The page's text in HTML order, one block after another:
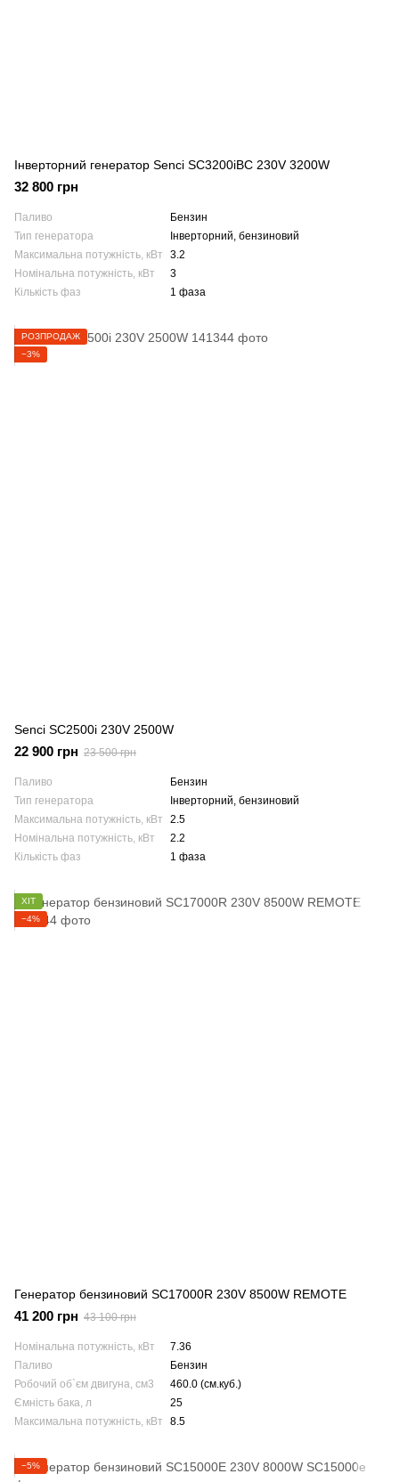
Інверторний генератор Senci SC3200iBC 230V 3200W
32 800 грн
Паливо
Бензин
Тип генератора
Інверторний, бензиновий
Максимальна потужність, кВт
3.2
Номінальна потужність, кВт
3
Кількість фаз
1 фаза
РОЗПРОДАЖ
−3%
Senci SC2500i 230V 2500W
22 900 грн 23 500 грн
Паливо
Бензин
Тип генератора
Інверторний, бензиновий
Максимальна потужність, кВт
2.5
Номінальна потужність, кВт
2.2
Кількість фаз
1 фаза
ХІТ
−4%
Генератор бензиновий SC17000R 230V 8500W REMOTE
41 200 грн 43 100 грн
Номінальна потужність, кВт
7.36
Паливо
Бензин
Робочий об`єм двигуна, см3
460.0 (см.куб.)
Ємність бака, л
25
Максимальна потужність, кВт
8.5
−5%